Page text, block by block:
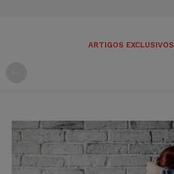
ARTIGOS EXCLUSIVOS